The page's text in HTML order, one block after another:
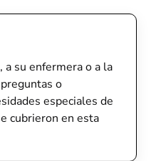
a su enfermera o a la
o
especiales de
cubrieron en esta